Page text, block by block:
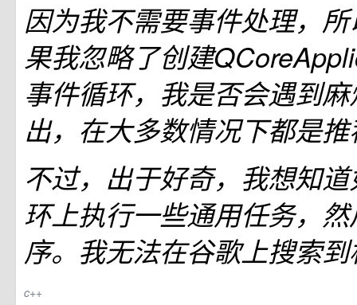
因为我不需要事件处理，
果我忽略了创建
事件循环，我是否会遇到
出，在大多数情况下都是
不过，出于好奇，我想知
环上执行一些通用任务，
序。我无法在谷歌上搜索
c++